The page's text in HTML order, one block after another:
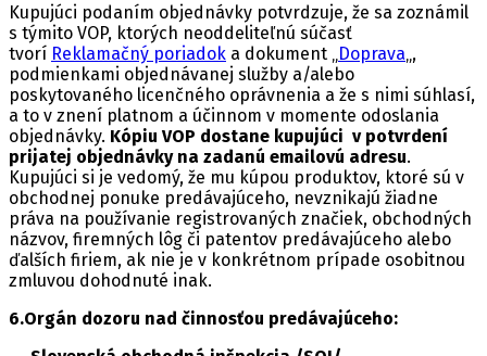
Kupujúci podaním objednávky potvrdzuje, že sa zoznámil
s týmito VOP, ktorých neoddeliteľnú súčasť
tvorí Reklamačný poriadok a dokument „ Doprava „,
podmienkami objednávanej služby a/alebo
poskytovaného licenčného oprávnenia a že s nimi súhlasí,
a to v znení platnom a účinnom v momente odoslania
objednávky. Kópiu VOP dostane kupujúci v potvrdení
prijatej objednávky na zadanú emailovú adresu.
Kupujúci si je vedomý, že mu kúpou produktov, ktoré sú v
obchodnej ponuke predávajúceho, nevznikajú žiadne
práva na používanie registrovaných značiek, obchodných
názvov, firemných lôg či patentov predávajúceho alebo
ďalších firiem, ak nie je v konkrétnom prípade osobitnou
zmluvou dohodnuté inak.
6.Orgán dozoru nad činnosťou predávajúceho: